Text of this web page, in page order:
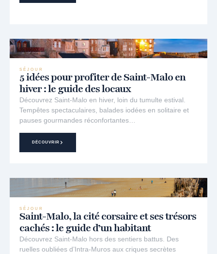
SÉJOUR
5 idées pour profiter de Saint-Malo en
hiver : le guide des locaux
Découvrez Saint-Malo en hiver, loin du tumulte estival.
Tempêtes spectaculaires, balades iodées en solitaire et
pauses gourmandes réconfortantes…
DÉCOUVRIR
SÉJOUR
Saint-Malo, la cité corsaire et ses trésors
cachés : le guide d’un habitant
Découvrez Saint-Malo hors des sentiers battus. Des
ruelles oubliées d’Intra-Muros aux criques secrètes